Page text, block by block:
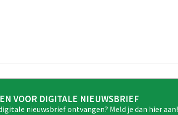
VOOR DIGITALE NIEUWSBRIEF
nieuwsbrief ontvangen? Meld je dan hier aan!